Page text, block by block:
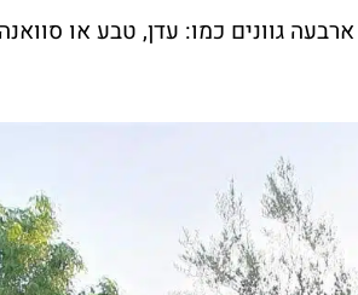
גוונים כמו: עדן, טבע או